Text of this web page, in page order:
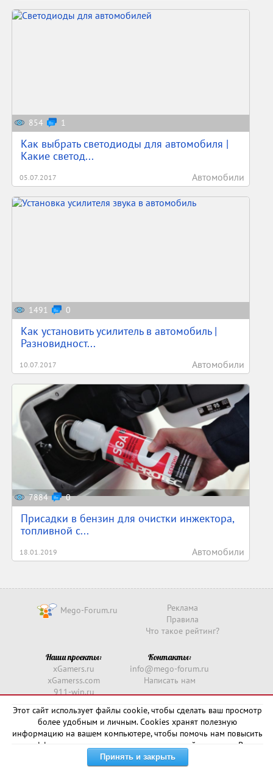
854 1
Как выбрать светодиоды для автомобиля |
Какие светод...
05.07.2017 Автомобили
1491 0
Как установить усилитель в автомобиль |
Разновидност...
10.07.2017 Автомобили
7884 0
Присадки в бензин для очистки инжектора,
топливной с...
18.01.2019 Автомобили
Mego-Forum.ru
Реклама
Правила
Что такое рейтинг?
Наши проекты:
xGamers.ru
xGamerss.com
911-win.ru
Контакты:
info@mego-forum.ru
Написать нам
Copyright © 2016 -2026
Этот сайт использует файлы cookie, чтобы сделать ваш просмотр
более удобным и личным. Cookies хранят полезную
информацию на вашем компьютере, чтобы помочь нам повысить
эффективность и актуальность нашего сайта для вас. В
некоторых случаях они необходимы для правильной работы
сайта.